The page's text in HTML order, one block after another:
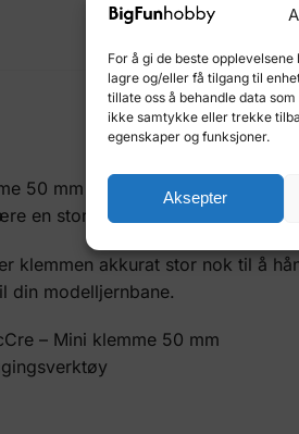
For å gi de beste
lagre og/eller få tilgang til
tillate oss å behandle data
ikke samtykke eller trekke
egenskaper og funksjoner.
Aksepter
Beskrivelse
50 mm er et uunnværlig
en stor hjelp når små deler skal
klemmen akkurat stor nok til å
din modelljernbane.
– Mini klemme 50 mm